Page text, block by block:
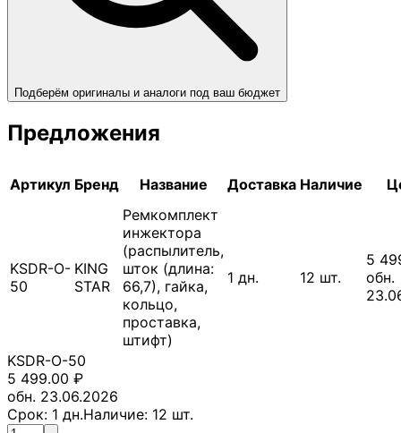
Подберём оригиналы и аналоги под ваш бюджет
Предложения
Артикул Бренд Название Доставка Наличие
KSDR-O-
50
KING
STAR
Ремкомплект
инжектора
(распылитель,
шток (длина:
66,7), гайка,
кольцо,
проставка,
штифт)
1 дн. 12 шт.
5
обн.
KSDR-O-50
5 499.00 ₽
обн. 23.06.2026
Срок: 1 дн.Наличие: 12 шт.